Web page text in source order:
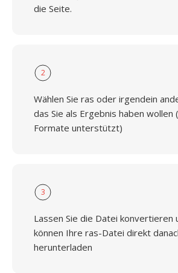
die Seite.
2
Wählen Sie ras oder irgendein
das Sie als Ergebnis haben wollen
Formate unterstützt)
3
Lassen Sie die Datei konvertieren
können Ihre ras-Datei direkt
herunterladen